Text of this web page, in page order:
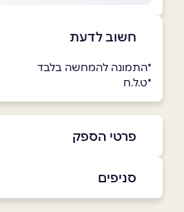
חשוב לדעת
*התמונה להמחשה בלבד
*ט.ל.ח
פרטי הספק
בפייסבוק
סניפים